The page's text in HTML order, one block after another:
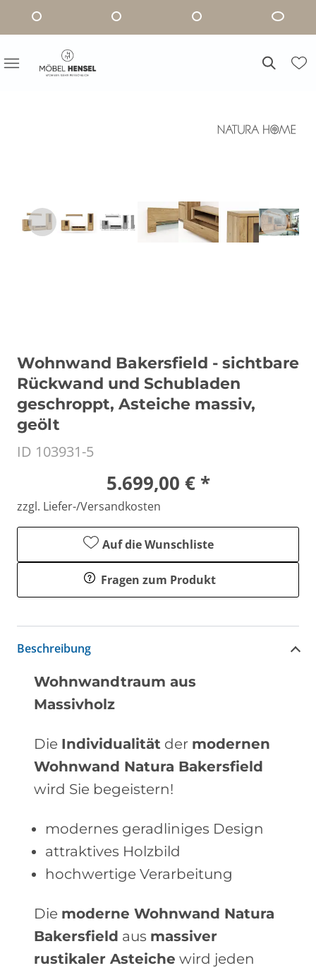
Wohnwand Bakersfield - sichtbare
Rückwand und Schubladen
geschroppt, Asteiche massiv,
geölt
ID 103931-5
5.699,00 € *
zzgl. Liefer-/Versandkosten
Auf die Wunschliste
Fragen zum Produkt
Beschreibung
Wohnwandtraum aus
Massivholz
Die Individualität der modernen
Wohnwand Natura Bakersfield
wird Sie begeistern!
modernes geradliniges Design
attraktives Holzbild
hochwertige Verarbeitung
Die moderne Wohnwand Natura
Bakersfield aus massiver
rustikaler Asteiche wird jeden